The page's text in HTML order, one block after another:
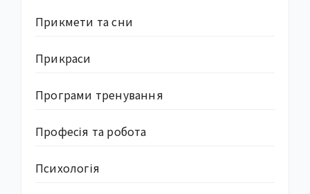
Прикмети та сни
Прикраси
Програми тренування
Професія та робота
Психологія